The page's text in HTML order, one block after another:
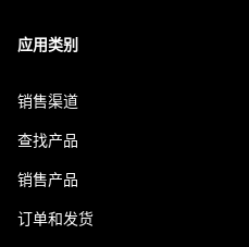
应用类别
销售渠道
查找产品
销售产品
订单和发货